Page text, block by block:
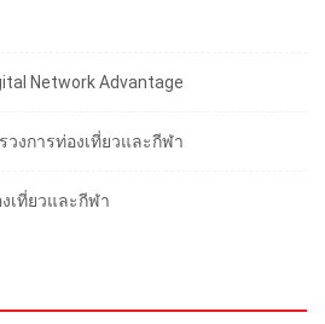
Network Advantage
งการท่องเที่ยวและกีฬา
เที่ยวและกีฬา